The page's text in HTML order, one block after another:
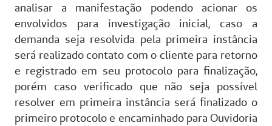
analisar a manifestação podendo acionar os
envolvidos para investigação inicial, caso a
demanda seja resolvida pela primeira instância
será realizado contato com o cliente para retorno
e registrado em seu protocolo para finalização,
porém caso verificado que não seja possível
resolver em primeira instância será finalizado o
primeiro protocolo e encaminhado para Ouvidoria